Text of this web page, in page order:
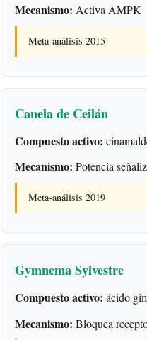
Mecanismo: Activa AMPK
Meta-análisis 2015
Canela de Ceilán
Compuesto activo:
Mecanismo: Potencia
Meta-análisis 2019
Gymnema Sylvestre
Compuesto activo: ácido
Mecanismo: Bloquea